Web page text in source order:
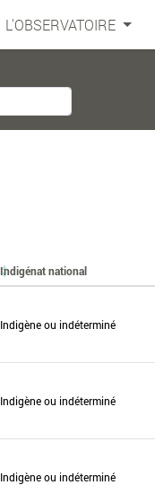
L'OBSERVATOIRE
Indigénat national
Indigène ou indéterminé
Indigène ou indéterminé
Indigène ou indéterminé